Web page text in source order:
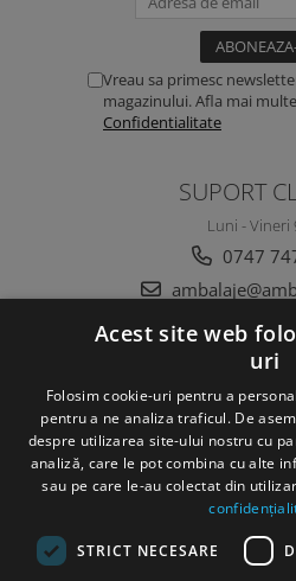
Vreau sa primesc
magazinului. Afla mai
Confidentialitate
SUPORT
Luni - Vineri
0747
MAGAZINUL
CLIENTI
DATE
Acest site web
uri
Folosim cookie-uri pentru a
pentru a ne analiza traficul. De
despre utilizarea site-ului nostru cu
analiză, care le pot combina cu alte
sau pe care le-au colectat din
STRICT NECESARE